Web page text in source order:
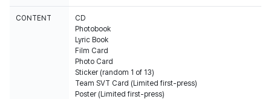
CONTENT
CD
Photobook
Lyric Book
Film Card
Photo Card
Sticker (random 1 of 13)
Team SVT Card (Limited first-press)
Poster (Limited first-press)